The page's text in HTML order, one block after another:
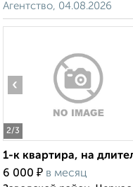
Агентство, 04.08.2026
2/3
‹
1-к квартира, на
6 000 ₽ в месяц